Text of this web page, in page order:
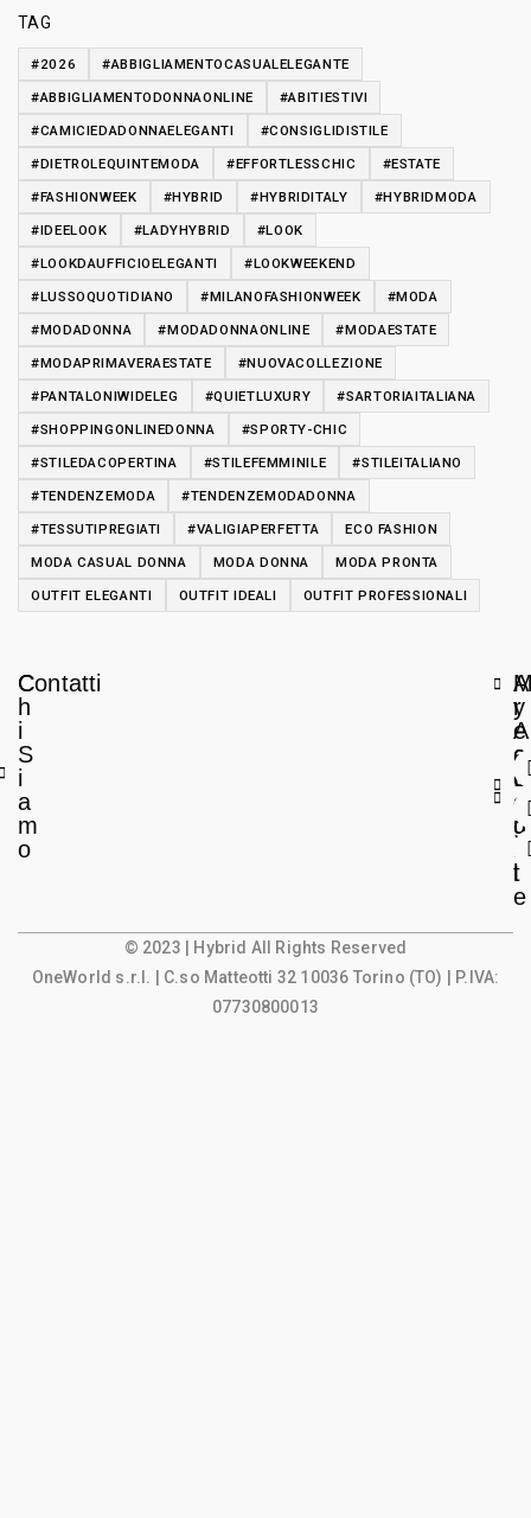
TAG
#2026
#ABBIGLIAMENTOCASUALELEGANTE
#ABBIGLIAMENTODONNAONLINE
#ABITIESTIVI
#CAMICIEDADONNAELEGANTI
#CONSIGLIDISTILE
#DIETROLEQUINTEMODA
#EFFORTLESSCHIC
#ESTATE
#FASHIONWEEK
#HYBRID #HYBRIDITALY
#HYBRIDMODA
#IDEELOOK
#LADYHYBRID
#LOOK
#LOOKDAUFFICIOELEGANTI
#LOOKWEEKEND
#LUSSOQUOTIDIANO
#MILANOFASHIONWEEK
#MODA
#MODADONNA
#MODADONNAONLINE
#MODAESTATE
#MODAPRIMAVERAESTATE
#NUOVACOLLEZIONE
#PANTALONIWIDELEG
#QUIETLUXURY
#SARTORIAITALIANA
#SHOPPINGONLINEDONNA
#SPORTY-CHIC
#STILEDACOPERTINA
#STILEFEMMINILE
#STILEITALIANO
#TENDENZEMODA
#TENDENZEMODADONNA
#TESSUTIPREGIATI
#VALIGIAPERFETTA
ECO FASHION
MODA CASUAL DONNA
MODA DONNA
MODA PRONTA
OUTFIT ELEGANTI
OUTFIT IDEALI OUTFIT PROFESSIONALI
C
h
i
S
i
a
m
o
Contatti
A
r
e
a
L
e
g
l
e
y
A
c
c
o
u
t
© 2023 | Hybrid All Rights Reserved
OneWorld s.r.l. | C.so Matteotti 32 10036 Torino (TO) | P.IVA:
07730800013